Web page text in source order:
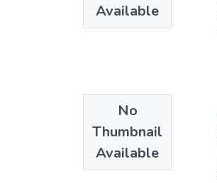
Available
No
Thumbnail
Available